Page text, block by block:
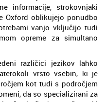
informacije, strokovnjaki
Oxford oblikujejo ponudbo
vanjo vključijo tudi
opreme za simultano
različici jezikov lahko
vrsto vsebin, ki je
kot tudi s področjem
da so specializirani za